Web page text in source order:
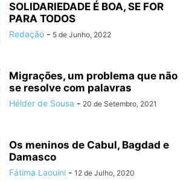
SOLIDARIEDADE É BOA, SE FOR
PARA TODOS
Redação - 5 de Junho, 2022
Migrações, um problema que não
se resolve com palavras
Hélder de Sousa - 20 de Setembro, 2021
Os meninos de Cabul, Bagdad e
Damasco
Fátima Laouini - 12 de Julho, 2020